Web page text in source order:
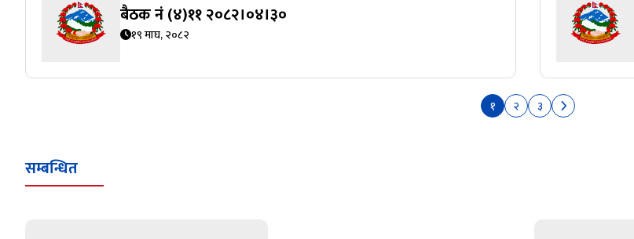
बैठक नं (४)११ २०८२।०४।३०
१९ माघ, २०८२
१ २ ३
सम्बन्धित